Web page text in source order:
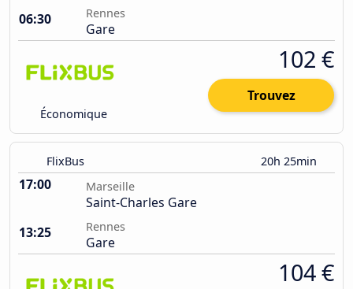
06:30
Rennes
Gare
Économique
102 €
Trouvez
FlixBus 20h 25min
17:00 Marseille
Saint-Charles Gare
13:25
Rennes
Gare
104 €